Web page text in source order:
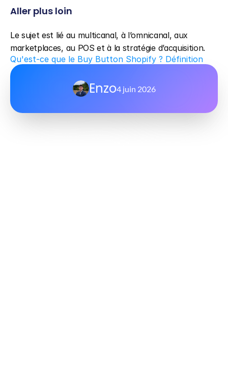
Aller plus loin
Le sujet est lié au multicanal, à l’omnicanal, aux
marketplaces, au POS et à la stratégie d’acquisition.
Qu'est-ce que le Buy Button Shopify ? Définition
Enzo4 juin 2026